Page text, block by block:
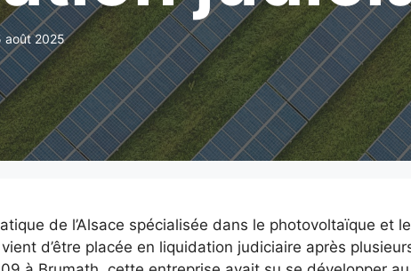
août 2025
de l’Alsace spécialisée dans le photovoltaïque et
d’être placée en liquidation judiciaire après